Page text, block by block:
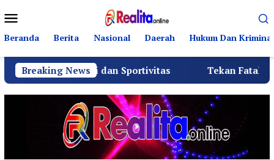
ke
kontenMobile
Beranda Berita Nasional Daerah Hukum Dan Kriminal
Breaking News
dan Sportivitas Tekan Fatalitas Kecelakaan,